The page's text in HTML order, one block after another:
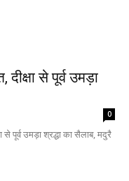
से पूर्व उमड़ा
0
पूर्व उमड़ा श्रद्धा का सैलाब, मदुरै